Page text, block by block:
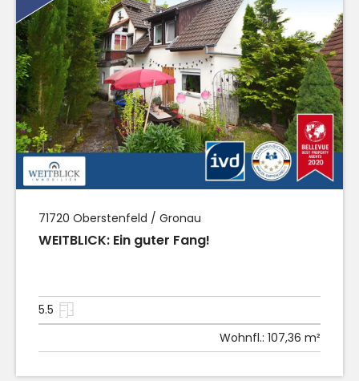
71720 Oberstenfeld / Gronau
WEITBLICK: Ein guter Fang!
5.5
Wohnfl.: 107,36 m²